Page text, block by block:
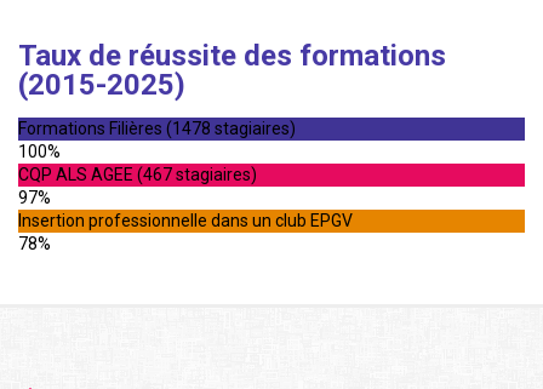
Taux de réussite des formations
(2015-2025)
Formations Filières (1478 stagiaires)
100%
CQP ALS AGEE (467 stagiaires)
97%
Insertion professionnelle dans un club EPGV
78%